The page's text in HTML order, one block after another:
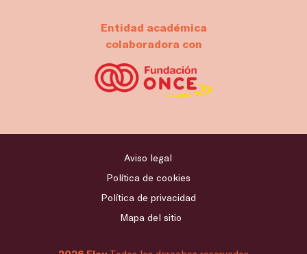
Entidad académica
colaboradora con
Aviso legal
Política de cookies
Política de privacidad
Mapa del sitio